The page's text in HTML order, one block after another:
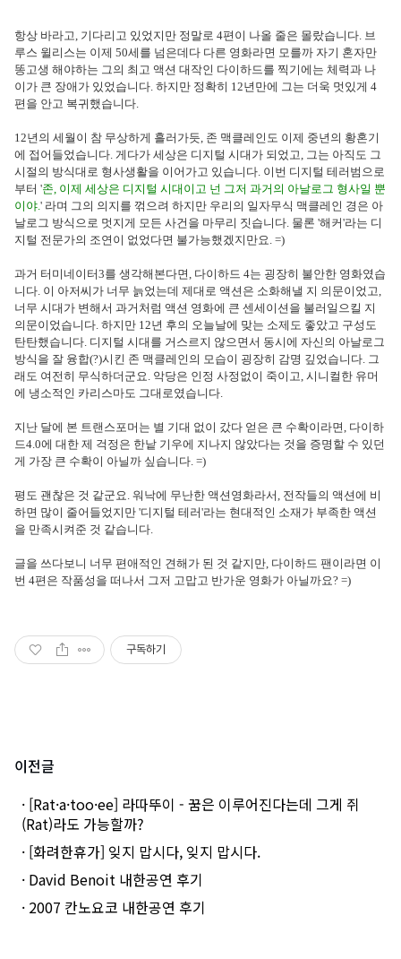
항상 바라고, 기다리고 있었지만 정말로 4편이 나올 줄은 몰랐습니다. 브
루스 윌리스는 이제 50세를 넘은데다 다른 영화라면 모를까 자기 혼자만
똥고생 해야하는 그의 최고 액션 대작인 다이하드를 찍기에는 체력과 나
이가 큰 장애가 있었습니다. 하지만 정확히 12년만에 그는 더욱 멋있게 4
편을 안고 복귀했습니다.
12년의 세월이 참 무상하게 흘러가듯, 존 맥클레인도 이제 중년의 황혼기
에 접어들었습니다. 게다가 세상은 디지털 시대가 되었고, 그는 아직도 그
시절의 방식대로 형사생활을 이어가고 있습니다. 이번 디지털 테러범으로
부터 '존, 이제 세상은 디지털 시대이고 넌 그저 과거의 아날로그 형사일 뿐
이야. ' 라며 그의 의지를 꺾으려 하지만 우리의 일자무식 맥클레인 경은 아
날로그 방식으로 멋지게 모든 사건을 마무리 짓습니다. 물론 '해커'라는 디
지털 전문가의 조연이 없었다면 불가능했겠지만요. =)
과거 터미네이터3를 생각해본다면, 다이하드 4는 굉장히 불안한 영화였습
니다. 이 아저씨가 너무 늙었는데 제대로 액션은 소화해낼 지 의문이었고,
너무 시대가 변해서 과거처럼 액션 영화에 큰 센세이션을 불러일으킬 지
의문이었습니다. 하지만 12년 후의 오늘날에 맞는 소제도 좋았고 구성도
탄탄했습니다. 디지털 시대를 거스르지 않으면서 동시에 자신의 아날로그
방식을 잘 융합(?)시킨 존 맥클레인의 모습이 굉장히 감명 깊었습니다. 그
래도 여전히 무식하더군요. 악당은 인정 사정없이 죽이고, 시니컬한 유머
에 냉소적인 카리스마도 그대로였습니다.
지난 달에 본 트랜스포머는 별 기대 없이 갔다 얻은 큰 수확이라면, 다이하
드4.0에 대한 제 걱정은 한낱 기우에 지나지 않았다는 것을 증명할 수 있던
게 가장 큰 수확이 아닐까 싶습니다. =)
평도 괜찮은 것 같군요. 워낙에 무난한 액션영화라서, 전작들의 액션에 비
하면 많이 줄어들었지만 '디지털 테러'라는 현대적인 소재가 부족한 액션
을 만족시켜준 것 같습니다.
글을 쓰다보니 너무 편애적인 견해가 된 것 같지만, 다이하드 팬이라면 이
번 4편은 작품성을 떠나서 그저 고맙고 반가운 영화가 아닐까요? =)
구독하기
이전글
· [Rat·a·too·ee] 라따뚜이 - 꿈은 이루어진다는데 그게 쥐
(Rat)라도 가능할까?
· [화려한휴가] 잊지 맙시다, 잊지 맙시다.
· David Benoit 내한공연 후기
· 2007 칸노요코 내한공연 후기